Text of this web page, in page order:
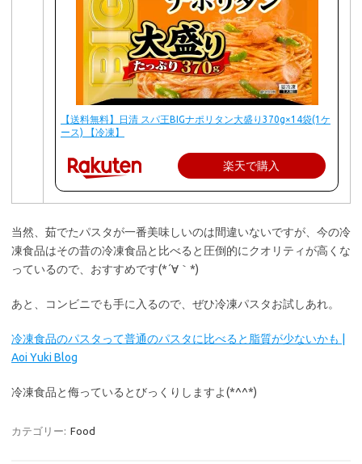
【送料無料】日清 スパ王BIGナポリタン大盛り370g×14袋(1ケ
ース) 【冷凍】
楽天で購入
当然、茹でたパスタが一番美味しいのは間違いないですが、今の冷
凍食品はその昔の冷凍食品と比べると圧倒的にクオリティが高くな
っているので、おすすめです(*´∀｀*)
あと、コンビニでも手に入るので、ぜひ冷凍パスタお試しあれ。
冷凍食品のパスタって普通のパスタに比べると脂質が少ないかも |
Aoi Yuki Blog
冷凍食品と侮っているとびっくりしますよ(*^^*)
カテゴリー: Food